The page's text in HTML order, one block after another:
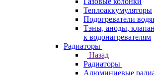
Теплоаккумуляторы
Подогреватели
Тэны, аноды,
к водонагревателям
Радиаторы
Назад
Радиаторы
Алюминиевые